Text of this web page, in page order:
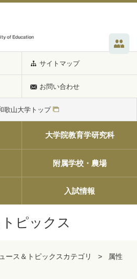
サイトマップ
お問い合わせ
歌山大学トップ
大学院教育学研究科
附属学校・農場
入試情報
ピックス
ース＆トピックスカテゴリ
属性